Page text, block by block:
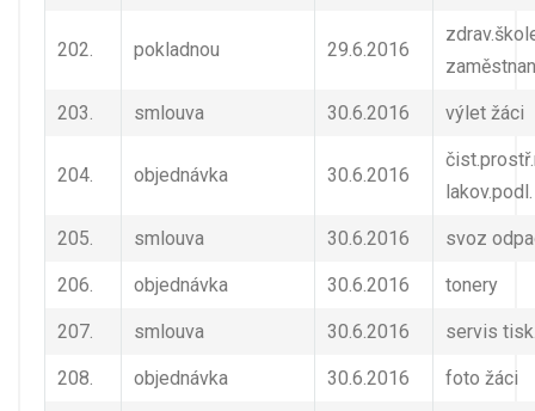
202. pokladnou 29.6.2016
203. smlouva 30.6.2016 výlet žáci
204. objednávka 30.6.2016
lakov.podl.
205. smlouva 30.6.2016 svoz
206. objednávka 30.6.2016 tonery
207. smlouva 30.6.2016 servis
208. objednávka 30.6.2016 foto žáci